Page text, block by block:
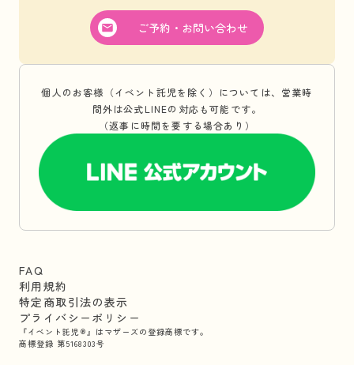
ご予約・お問い合わせ
個人のお客様（イベント託児を除く）については、営業時
間外は公式LINEの対応も可能です。
（返事に時間を要する場合あり）
FAQ
利用規約
特定商取引法の表示
プライバシーポリシー
『イベント託児®』はマザーズの登録商標です。
商標登録 第5168303号